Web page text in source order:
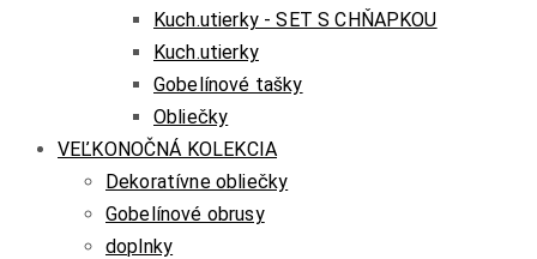
Kuch.utierky - SET S CHŇAPKOU
Kuch.utierky
Gobelínové tašky
Obliečky
VEĽKONOČNÁ KOLEKCIA
Dekoratívne obliečky
Gobelínové obrusy
doplnky